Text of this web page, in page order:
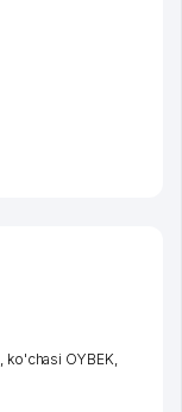
, ko'chasi OYBEK,